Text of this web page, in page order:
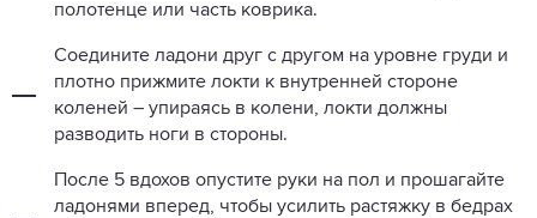
полотенце или часть коврика.
Соедините ладони друг с другом на уровне груди и
плотно прижмите локти к внутренней стороне
коленей – упираясь в колени, локти должны
разводить ноги в стороны.
После 5 вдохов опустите руки на пол и прошагайте
ладонями вперед, чтобы усилить растяжку в бедрах